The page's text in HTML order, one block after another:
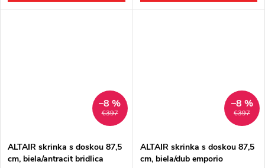
€397
–8 %
ALTAIR skrinka s doskou 87,5
cm, biela/antracit bridlica
€397
–8 %
ALTAIR skrinka s doskou 87,5
cm, biela/dub emporio